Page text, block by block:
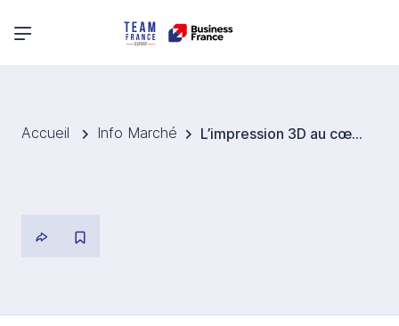
Menu principal
Accueil Info Marché L’impression 3D au cœur d’une coopération médicale entre la France, l’Inde et les États-Unis